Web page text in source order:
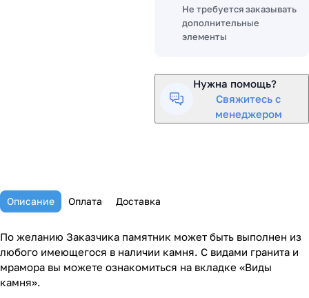
Не требуется заказывать
дополнительные
элементы
Нужна помощь?
Свяжитесь с
менеджером
Описание Оплата Доставка
По желанию Заказчика памятник может быть выполнен из
любого имеющегося в наличии камня. С видами гранита и
мрамора вы можете ознакомиться на вкладке «Виды
камня».